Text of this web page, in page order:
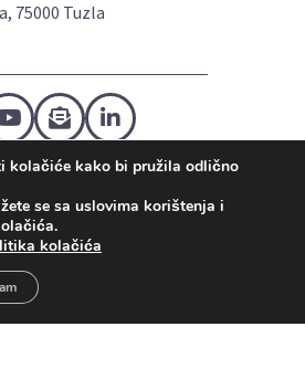
75000 Tuzla
kolačićaUslovi korištenja
kolačiće kako bi pružila odlično
se sa uslovima korištenja i
kolačića